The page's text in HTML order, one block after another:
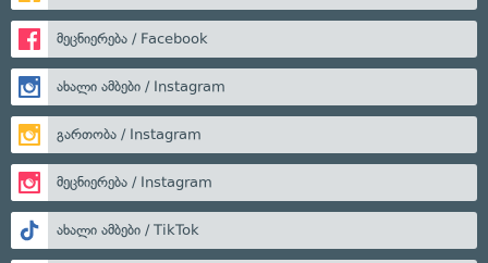
მეცნიერება / Facebook
ახალი ამბები / Instagram
გართობა / Instagram
მეცნიერება / Instagram
ახალი ამბები / TikTok